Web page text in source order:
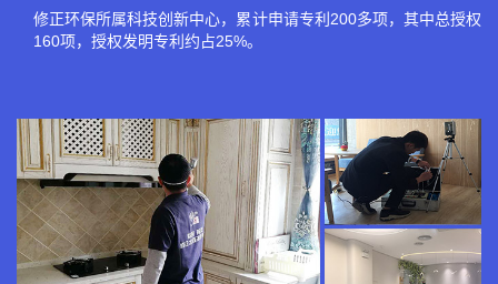
修正环保所属科技创新中心，累计申请专利200多项，其中总授权
160项，授权发明专利约占25%。